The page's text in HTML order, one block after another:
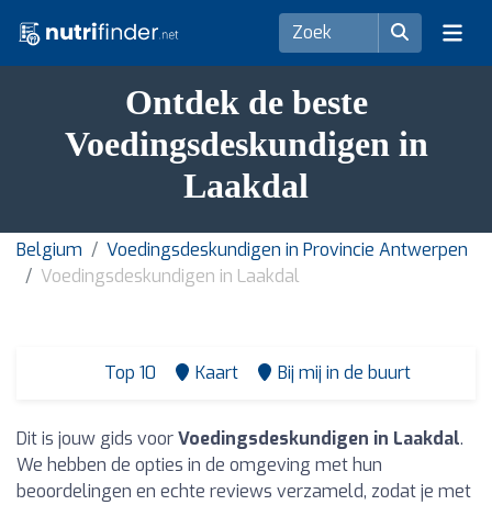
Ontdek de beste
Voedingsdeskundigen in
Laakdal
Belgium
Voedingsdeskundigen in Provincie Antwerpen
Voedingsdeskundigen in Laakdal
Top 10 Kaart Bij mij in de buurt
Dit is jouw gids voorVoedingsdeskundigen in Laakdal.
We hebben de opties in de omgeving met hun
beoordelingen en echte reviews verzameld, zodat je met